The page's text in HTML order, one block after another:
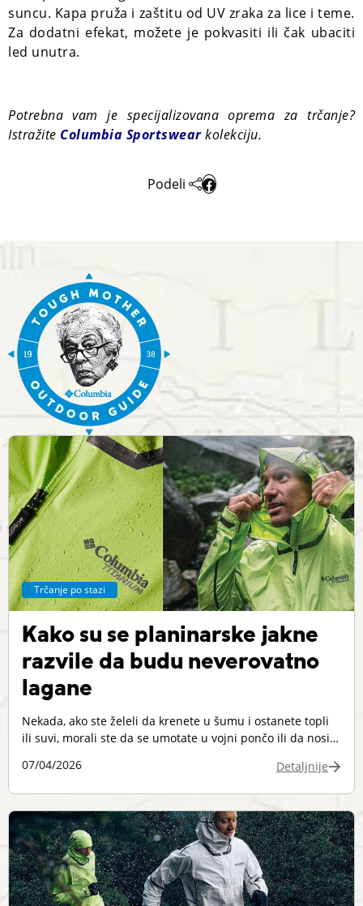
suncu. Kapa pruža i zaštitu od UV zraka za lice i teme.
Za dodatni efekat, možete je pokvasiti ili čak ubaciti
led unutra.
Potrebna vam je specijalizovana oprema za trčanje?
Istražite Columbia Sportswearkolekciju.
Podeli
Trčanje po stazi
Kako su se planinarske jakne
razvile da budu neverovatno
lagane
Nekada, ako ste želeli da krenete u šumu i ostanete topli
ili suvi, morali ste da se umotate u vojni pončo ili da nosite
međutim, kišne jakne toliko lagane da jedva osećate da ih
07/04/2026 Detaljnije